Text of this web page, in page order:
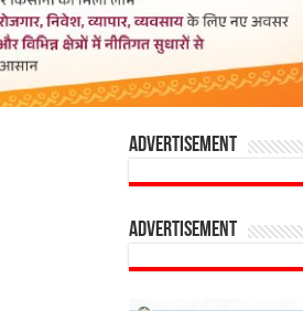
Advertisement
Advertisement